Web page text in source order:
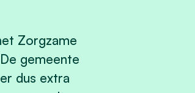
Zorgzame
gemeente
dus extra